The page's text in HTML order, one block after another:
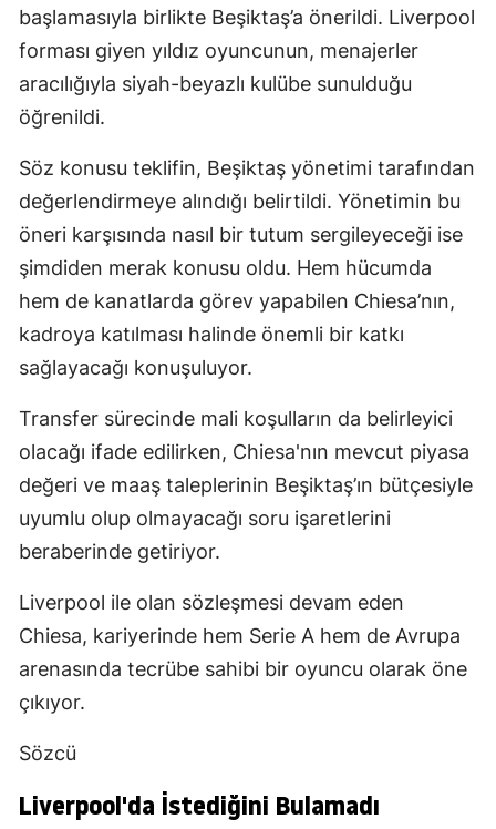
başlamasıyla birlikte Beşiktaş’a önerildi. Liverpool
forması giyen yıldız oyuncunun, menajerler
aracılığıyla siyah-beyazlı kulübe sunulduğu
öğrenildi.
Söz konusu teklifin, Beşiktaş yönetimi tarafından
değerlendirmeye alındığı belirtildi. Yönetimin bu
öneri karşısında nasıl bir tutum sergileyeceği ise
şimdiden merak konusu oldu. Hem hücumda
hem de kanatlarda görev yapabilen Chiesa’nın,
kadroya katılması halinde önemli bir katkı
sağlayacağı konuşuluyor.
Transfer sürecinde mali koşulların da belirleyici
olacağı ifade edilirken, Chiesa'nın mevcut piyasa
değeri ve maaş taleplerinin Beşiktaş’ın bütçesiyle
uyumlu olup olmayacağı soru işaretlerini
beraberinde getiriyor.
Liverpool ile olan sözleşmesi devam eden
Chiesa, kariyerinde hem Serie A hem de Avrupa
arenasında tecrübe sahibi bir oyuncu olarak öne
çıkıyor.
Sözcü
Liverpool'da İstediğini Bulamadı